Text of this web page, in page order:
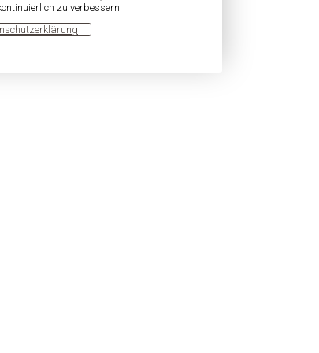
zu verbessern